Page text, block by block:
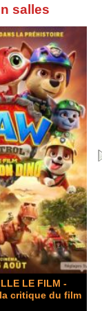
salles
LE FILM -
la critique du film